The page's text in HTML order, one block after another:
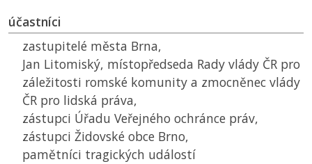
účastníci
zastupitelé města Brna,
Jan Litomiský, místopředseda Rady vlády ČR pro
záležitosti romské komunity a zmocněnec vlády
ČR pro lidská práva,
zástupci Úřadu Veřejného ochránce práv,
zástupci Židovské obce Brno,
pamětníci tragických událostí